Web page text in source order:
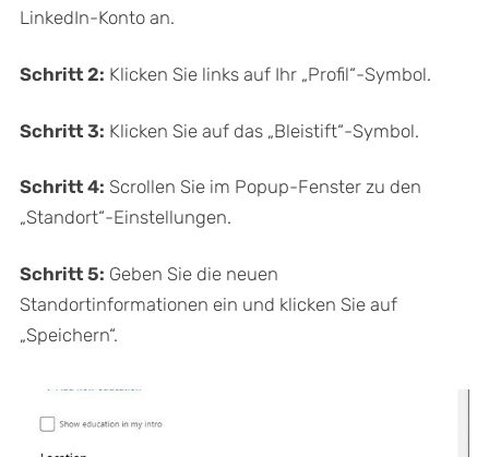
LinkedIn-Konto an.
Schritt 2: Klicken Sie links auf Ihr „Profil“-Symbol.
Schritt 3: Klicken Sie auf das „Bleistift“-Symbol.
Schritt 4: Scrollen Sie im Popup-Fenster zu den
„Standort“-Einstellungen.
Schritt 5: Geben Sie die neuen
Standortinformationen ein und klicken Sie auf
„Speichern“.